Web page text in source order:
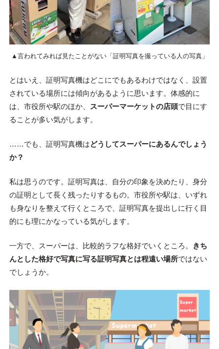
▲言われてみれば見たことがない「証明写真を撮っている人の写真」
とはいえ、証明写真機はどこにでもあるわけではなく、設置
されている場所には傾向があるように思います。体感的に
は、市役所や駅のほか、 スーパーマーケットの店頭で目にす
ることが多い気がします。
……でも、証明写真機はどうしてスーパーにあるんでしょう
か？
私は思うのです。証明写真は、自分の印象を決めたり、身分
の証明として長く残ったりするもの。市役所や駅は、いずれ
も身なりを整えて行くところで、証明写真を提出しに行く目
的にも理にかなっている気がします。
一方で、スーパーは、比較的ラフな格好でいくところ。
きち
んとした格好で写真に写る証明写真とは程遠い場所ではない
でしょうか。